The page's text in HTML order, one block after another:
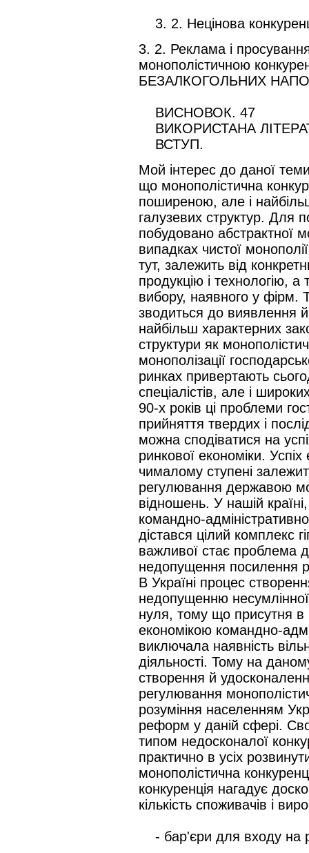
3. 2. Нецінова
3. 2. Реклама і
монополістичною
БЕЗАЛКОГОЛЬНИХ
ВИСНОВОК. 47
ВИКОРИСТАНА
ВСТУП.
Мой інтерес до даної
що монополістична
поширеною, але і
галузевих структур. Для
побудовано абстрактної
випадках чистої
тут, залежить від
продукцію і технологію, а
вибору, наявного у фірм.
зводиться до виявлення й
найбільш характерних
структури як
монополізації
ринках привертають
спеціалістів, але і
90-х років ці проблеми
прийняття твердих і
можна сподіватися на
ринкової економіки.
чималому ступені
регулювання державою
відношень. У нашій
командно-
дістався цілий комплекс
важливої стає проблема
недопущення посилення
В Україні процес
недопущенню
нуля, тому що присутня в
економікою командно-
виключала наявність
діяльності. Тому на
створення й
регулювання
розуміння населенням
реформ у даній сфері.
типом недосконалої
практично в усіх
монополістична
конкуренція нагадує
кількість споживачів і
- бар'єри для входу на